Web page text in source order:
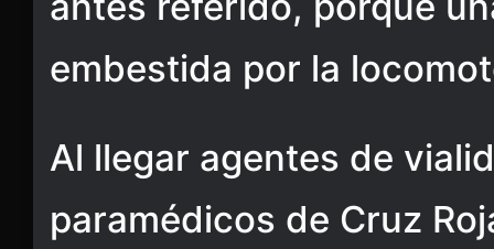
embestida por la
Al llegar agentes de
paramédicos de Cruz